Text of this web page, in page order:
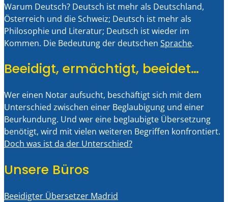
Warum Deutsch? Deutsch ist mehr als Deutschland,
Österreich und die Schweiz; Deutsch ist mehr als
Philosophie und Literatur; Deutsch ist wieder im
Kommen. Die Bedeutung der deutschen Sprache.
Beeidigt, ermächtigt, beeidet…
Wer einen Notar aufsucht, beschäftigt sich mit dem
Unterschied zwischen einer Beglaubigung und einer
Beurkundung. Und wer eine beglaubigte Übersetzung
benötigt, wird mit vielen weiteren Begriffen konfrontiert.
Doch was ist da der Unterschied?
Unsere Büros
Beeidigter Übersetzer Madrid